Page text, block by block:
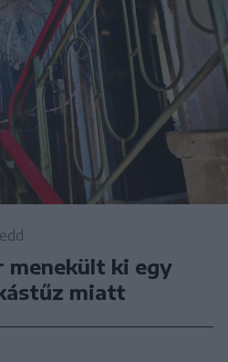
menekült ki egy
miatt